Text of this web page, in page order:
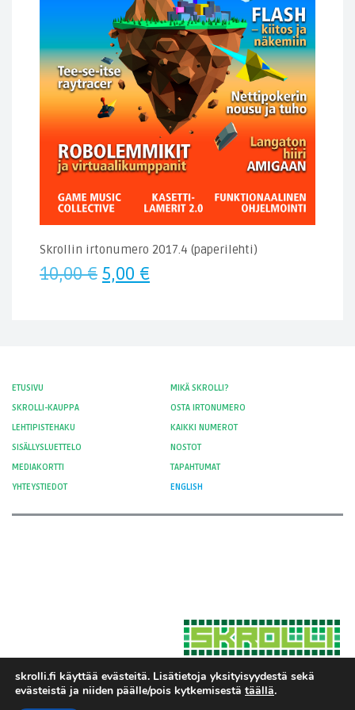
Skrollin irtonumero 2017.4 (paperilehti)
10,00€ Alkuperäinen
5,00 €Nykyinen
ETUSIVU
MIKÄ SKROLLI?
SKROLLI-KAUPPA
OSTA IRTONUMERO
LEHTIPISTEHAKU
KAIKKI NUMEROT
SISÄLLYSLUETTELO
NOSTOT
MEDIAKORTTI
TAPAHTUMAT
YHTEYSTIEDOT
ENGLISH
Hosted by Moment Digital
skrolli.fi käyttää evästeitä. Lisätietoja yksityisyydestä sekä
evästeistä ja niiden päälle/pois kytkemisestä täällä.